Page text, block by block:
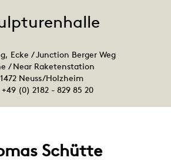
Ecke / Junction Berger Weg
/ Near Raketenstation
Neuss/Holzheim
+49 (0) 2182 - 829 85 20
Schütte